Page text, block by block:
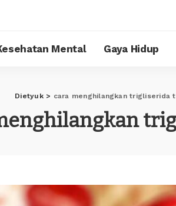
Mental Gaya Hidup
Dietyuk> cara menghilangkan trigliserida